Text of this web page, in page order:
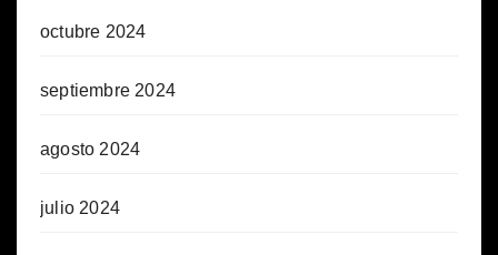
octubre 2024
septiembre 2024
agosto 2024
julio 2024